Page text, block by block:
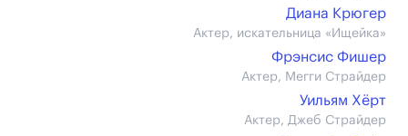
Диана Крюгер
Актер, искательница «Ищейка»
Фрэнсис Фишер
Актер, Мегги Страйдер
Уильям Хёрт
Актер, Джеб Страйдер